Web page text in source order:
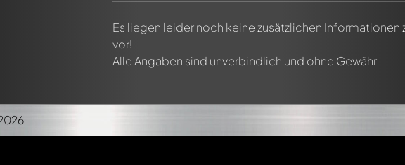
Es liegen leider noch keine zusätzlichen
vor!
Alle Angaben sind unverbindlich und ohne Gewähr